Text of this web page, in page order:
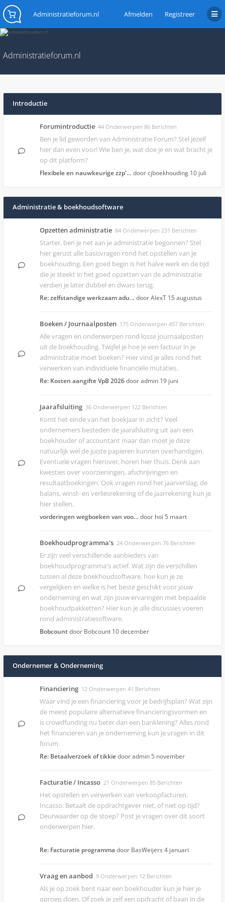
Afmelden Registreer
Administratieforum.nl
Administratieforum.nl
Introductie
Forumintroductie 44 Onderwerpen 86 Berichten
Ben je lid geworden van Administratie Forum? Stel jezelf
hier dan even voor! Wie ben je, wat doe je en wat bracht je
op dit platform?
Flexibele en nauwkeurige zzp'… door cjboekhouding 10 juli
Administratie & boekhoudsoftware
Opzetten administratie 84 Onderwerpen 231 Berichten
Starter, ben je net aan je administratie begonnen? Stel
hier gerust alle basisvragen rond het opstellen van je
boekhouding. Een goed begin is het halve werk en de tijd
die je steekt in het goed opzetten van de administratie
verdien je later dubbel en dwars terug.
Re: zelfstandige werkzaam adu… door AlexT 15 augustus
Boeken / Journaalposten 175 Onderwerpen 457 Berichten
Alle vragen en onderwerpen rond losse journaalposten
uit de boekhouding. Twijfel je hoe je een factuur in je
administratie moet boeken? Hier vind je alles rond het
verwerken van individuele financiële mutaties.
Re: Kosten aangifte VpB 2026door admin 19 juni
Jaarafsluiting 36 Onderwerpen 122 Berichten
Komt het einde van het boekjaar in zicht? Veel
ondernemers besteden de jaarafsluiting uit aan een
boekhouder of accountant maar dan moet je deze
natuurlijk wel de juiste papieren kunnen overhandigen.
Eventuele vragen hierover, horen hier thuis. Denk aan
kwesties over voorzieningen, afschrijvingen en
resultaatboekingen. Ook vragen rond het jaarverslag, de
balans, winst- en verliesrekening of de jaarrekening kun je
hier stellen.
vorderingen wegboeken van voo… door hoi 5 maart
Boekhoudprogramma's 24 Onderwerpen 76 Berichten
Er zijn veel verschillende aanbieders van
boekhoudprogramma's actief. Wat zijn de verschillen
tussen al deze boekhoudsoftware, hoe kun je ze
vergelijken en welke is het beste geschikt voor jouw
onderneming en wat zijn jouw ervaringen met bepaalde
boekhoudpakketten? Hier kun je alle discussies voeren
rond administratiesoftware.
Bobcountdoor Bobcount 10 december
Ondernemer & Onderneming
Financiering 12 Onderwerpen 41 Berichten
Waar vind je een financiering voor je bedrijfsplan? Wat zijn
de meest populaire alternatieve financieringsvormen en
is crowdfunding nu beter dan een banklening? Alles rond
het financieren van je onderneming kun je vragen in dit
forum.
Re: Betaalverzoek of tikkiedoor admin 5 november
Facturatie / Incasso 21 Onderwerpen 85 Berichten
Het opstellen en verwerken van verkoopfacturen.
Incasso: Betaalt de opdrachtgever niet, of niet op tijd?
Deurwaarder op de stoep? Post je vragen over dit soort
onderwerpen hier.
Re: Facturatie programma door BasWeijers 4 januari
Vraag en aanbod 9 Onderwerpen 12 Berichten
Als je op zoek bent naar een boekhouder kun je hier je
oproep doen. Of zoek je zelf een opdracht of baan in de